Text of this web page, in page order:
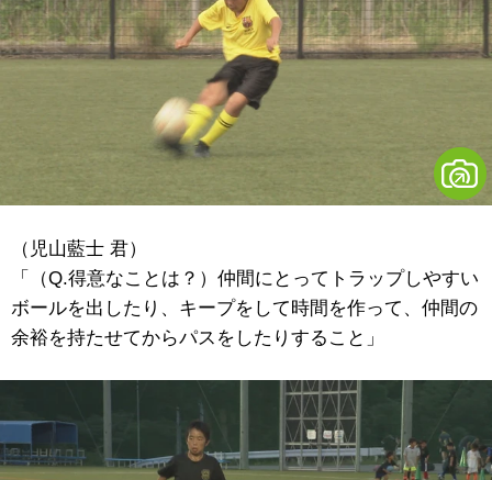
（児山藍士 君）
「（Q.得意なことは？）仲間にとってトラップしやすい
ボールを出したり、キープをして時間を作って、仲間の
余裕を持たせてからパスをしたりすること」